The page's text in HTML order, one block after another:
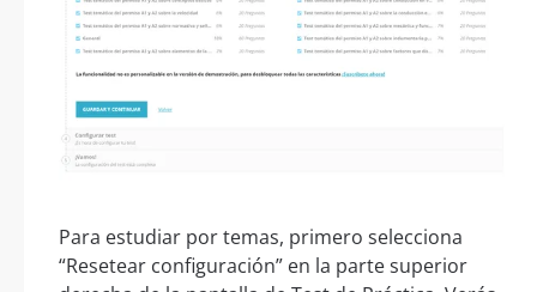
Para estudiar por temas, primero selecciona
“Resetear configuración” en la parte superior